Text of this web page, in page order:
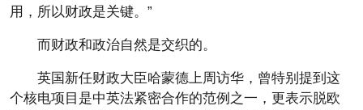
用，所以财政是关键。”
而财政和政治自然是交织的。
英国新任财政大臣哈蒙德上周访华，曾特别提到这
个核电项目是中英法紧密合作的范例之一，更表示脱欧